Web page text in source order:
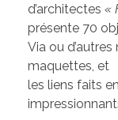
d’architectes «
présente 70
Via ou
maquettes, et
les liens faits